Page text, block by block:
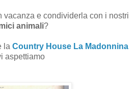
vacanza e condividerla con i nostri
animali?
la Country House La Madonnina
aspettiamo